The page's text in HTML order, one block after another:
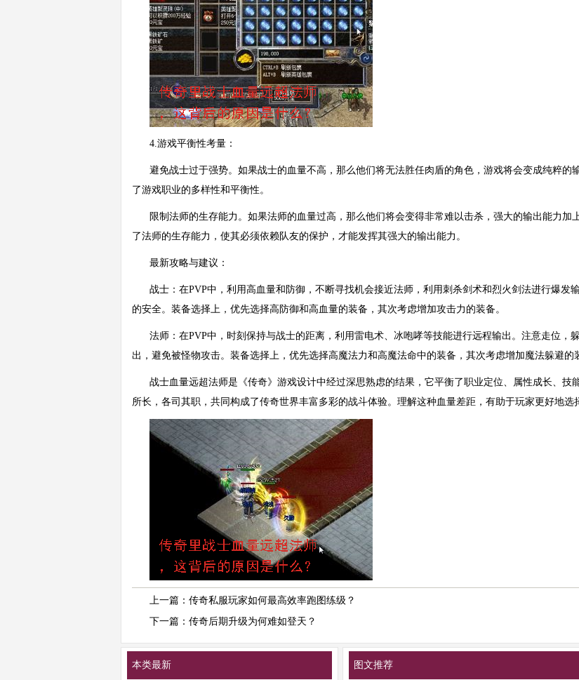
4.游戏平衡性考量：
避免战士过于强势。如果战士的血量不高，那么他们将无法胜任肉盾的角色，游戏将会变成纯粹
了游戏职业的多样性和平衡性。
限制法师的生存能力。如果法师的血量过高，那么他们将会变得非常难以击杀，强大的输出能力加
了法师的生存能力，使其必须依赖队友的保护，才能发挥其强大的输出能力。
最新攻略与建议：
战士：在PVP中，利用高血量和防御，不断寻找机会接近法师，利用刺杀剑术和烈火剑法进行爆发
的安全。装备选择上，优先选择高防御和高血量的装备，其次考虑增加攻击力的装备。
法师：在PVP中，时刻保持与战士的距离，利用雷电术、冰咆哮等技能进行远程输出。注意走位，
出，避免被怪物攻击。装备选择上，优先选择高魔法力和高魔法命中的装备，其次考虑增加魔法躲避的
战士血量远超法师是《传奇》游戏设计中经过深思熟虑的结果，它平衡了职业定位、属性成长、
所长，各司其职，共同构成了传奇世界丰富多彩的战斗体验。理解这种血量差距，有助于玩家更好地选
上一篇： 传奇私服玩家如何最高效率跑图练级？
下一篇： 传奇后期升级为何难如登天？
本类最新 图文推荐